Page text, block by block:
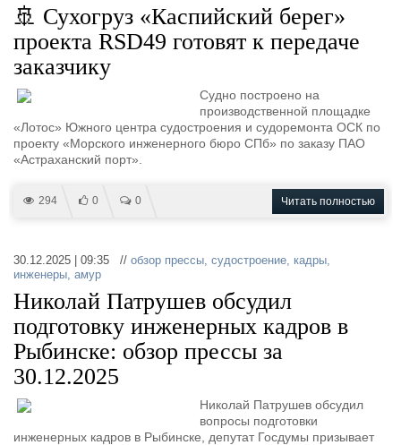
🚢 Сухогруз «Каспийский берег»
проекта RSD49 готовят к передаче
заказчику
Судно построено на
производственной площадке
«Лотос» Южного центра судостроения и судоремонта ОСК по
проекту «Морского инженерного бюро СПб» по заказу ПАО
«Астраханский порт».
294 0 0 Читать полностью
30.12.2025 | 09:35 // обзор прессы, судостроение, кадры,
инженеры, амур
Николай Патрушев обсудил
подготовку инженерных кадров в
Рыбинске: обзор прессы за
30.12.2025
Николай Патрушев обсудил
вопросы подготовки
инженерных кадров в Рыбинске, депутат Госдумы призывает